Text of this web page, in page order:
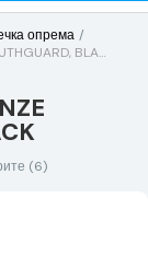
опрема
OPRO SELF-FIT BRONZE MOUTHGUARD, BLACK
(6)